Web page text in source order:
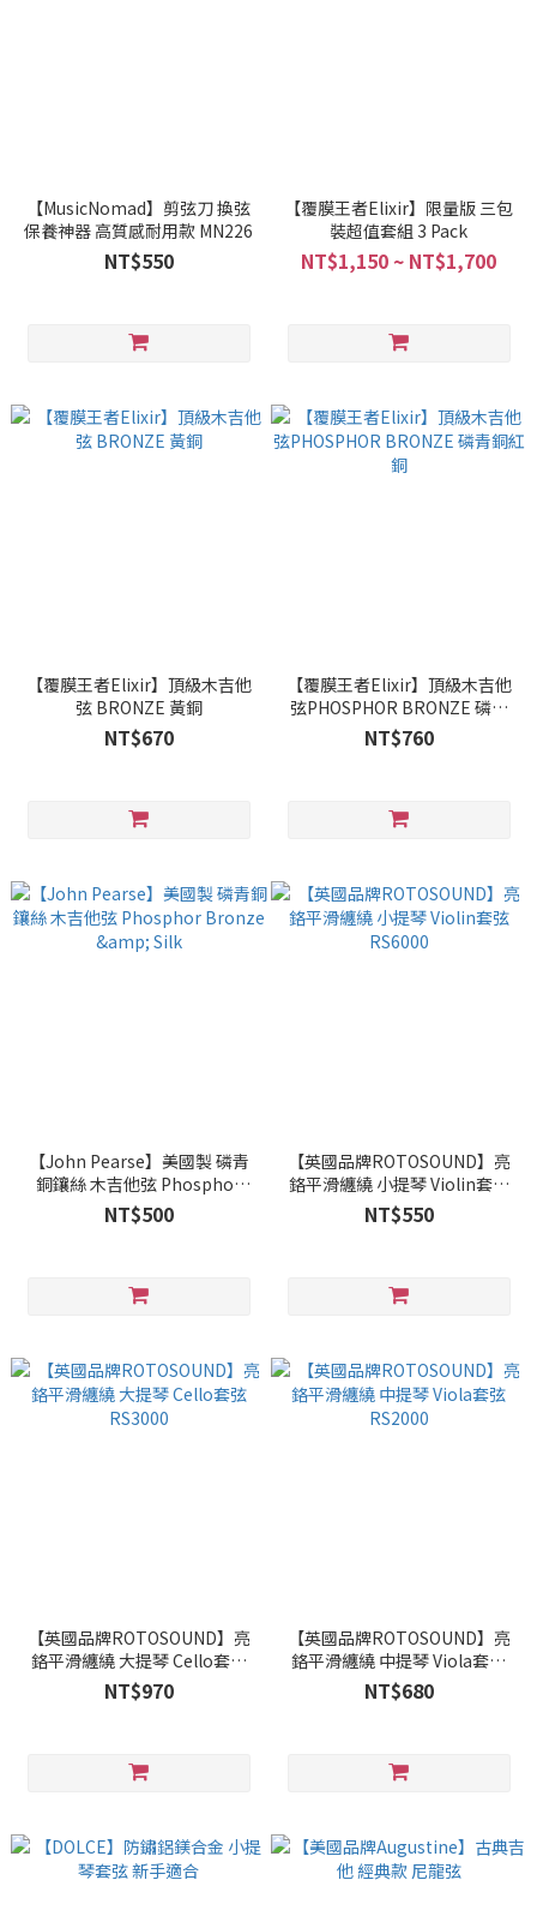
【MusicNomad】剪弦刀 換弦
保養神器 高質感耐用款 MN226
NT$550
【覆膜王者Elixir】限量版 三包
裝超值套組 3 Pack
NT$1,150 ~ NT$1,700
【覆膜王者Elixir】頂級木吉他
弦 BRONZE 黃銅
NT$670
【覆膜王者Elixir】頂級木吉他
弦PHOSPHOR BRONZE 磷青
銅紅銅
NT$760
【John Pearse】美國製 磷青
銅鑲絲 木吉他弦 Phosphor
Bronze & Silk
NT$500
【英國品牌ROTOSOUND】亮
鉻平滑纏繞 小提琴 Violin套弦
RS6000
NT$550
【英國品牌ROTOSOUND】亮
鉻平滑纏繞 大提琴 Cello套弦
RS3000
NT$970
【英國品牌ROTOSOUND】亮
鉻平滑纏繞 中提琴 Viola套弦
RS2000
NT$680